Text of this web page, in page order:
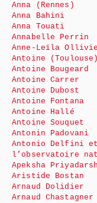
Anna (Rennes)
Anna Bahini
Anna Touati
Annabelle Perrin
Anne-Leïla
Antoine (Toulouse)
Antoine Bougeard
Antoine Carrer
Antoine Dubost
Antoine Fontana
Antoine Hallé
Antoine Souquet
Antonin Padovani
Antonio Delfini et
l’observatoire
Apeksha
Aristide Bostan
Arnaud Dolidier
Arnaud Chastagner